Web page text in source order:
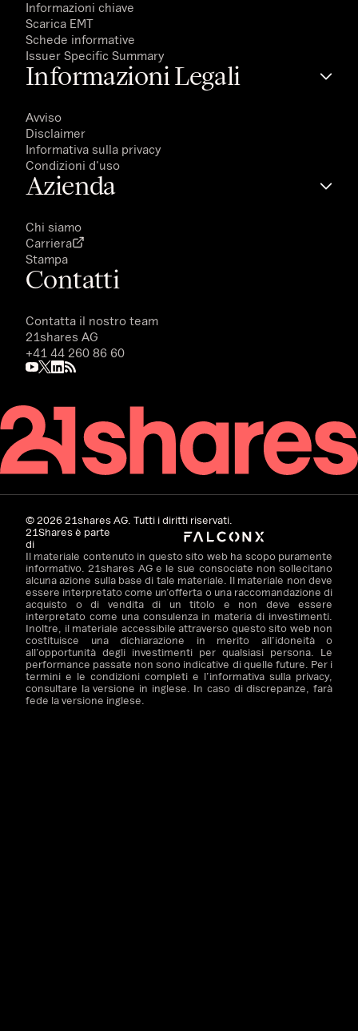
Informazioni chiave
Scarica EMT
Schede informative
Issuer Specific Summary
Informazioni Legali
Avviso
Disclaimer
Informativa sulla privacy
Condizioni d'uso
Azienda
Chi siamo
Carriera
Stampa
Contatti
Contatta il nostro team
21shares AG
+41 44 260 86 60
©202621shares AG. Tutti i diritti riservati.
21Shares è parte
di
Il materiale contenuto in questo sito web ha scopo puramente
informativo. 21shares AG e le sue consociate non sollecitano
alcuna azione sulla base di tale materiale. Il materiale non deve
essere interpretato come un’offerta o una raccomandazione di
acquisto o di vendita di un titolo e non deve essere
interpretato come una consulenza in materia di investimenti.
Inoltre, il materiale accessibile attraverso questo sito web non
costituisce una dichiarazione in merito all’idoneità o
all’opportunità degli investimenti per qualsiasi persona. Le
performance passate non sono indicative di quelle future. Per i
termini e le condizioni completi e l’informativa sulla privacy,
consultare la versione in inglese. In caso di discrepanze, farà
fede la versione inglese.